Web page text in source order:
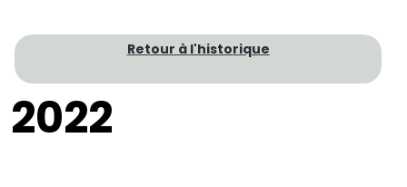
Retour à l'historique
2022